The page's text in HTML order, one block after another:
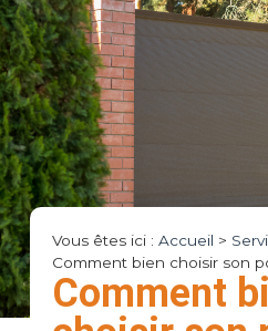
Vous êtes ici : Accueil >
Comment bien choisir son
Comment